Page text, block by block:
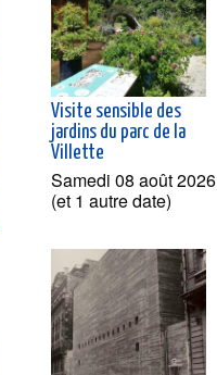
Visite sensible des
jardins du parc de la
Villette
Samedi 08 août 2026
(et 1 autre date)